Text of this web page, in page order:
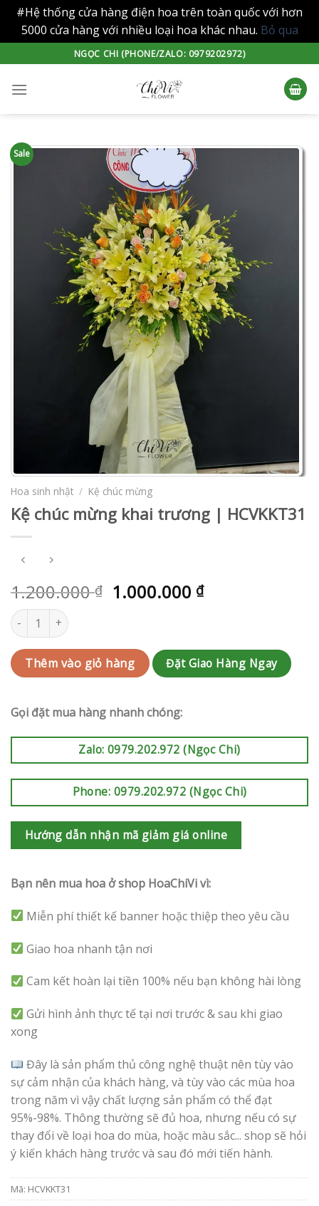
#Hệ thống cửa hàng điện hoa trên toàn quốc với hơn
5000 cửa hàng với nhiều loại hoa khác nhau. Bỏ qua
to
content
NGỌC CHI (PHONE/ZALO: 0979202972)
Sale
Hoa sinh nhật / Kệ chúc mừng
Kệ chúc mừng khai trương | HCVKKT31
1.200.000₫ 1.000.000 ₫
Kệ chúc mừng khai trương | HCVKKT31 số lượng
Thêm vào giỏ hàng Đặt Giao Hàng Ngay
Gọi đặt mua hàng nhanh chóng:
Zalo: 0979.202.972 (Ngọc Chi)
Phone: 0979.202.972 (Ngọc Chi)
Hướng dẫn nhận mã giảm giá online
Bạn nên mua hoa ở shop HoaChiVi vì:
Miễn phí thiết kế banner hoặc thiệp theo yêu cầu
Giao hoa nhanh tận nơi
Cam kết hoàn lại tiền 100% nếu bạn không hài lòng
Gửi hình ảnh thực tế tại nơi trước & sau khi giao
xong
Đây là sản phẩm thủ công nghệ thuật nên tùy vào
sự cảm nhận của khách hàng, và tùy vào các mùa hoa
trong năm vì vậy chất lượng sản phẩm có thể đạt
95%-98%. Thông thường sẽ đủ hoa, nhưng nếu có sự
thay đổi về loại hoa do mùa, hoặc màu sắc... shop sẽ hỏi
ý kiến khách hàng trước và sau đó mới tiến hành.
Mã: HCVKKT31